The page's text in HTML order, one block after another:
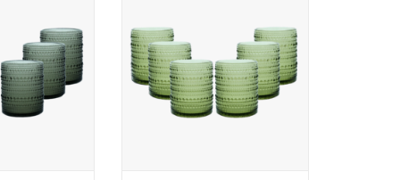
look, past
de vaatwas
paars, blauw,
en helder
unieke en robuuste look, past
voor elke gelegenheid.
Geschikt voor de vaatwas
Beschikbaar in paars, blauw,
grijs, groen en helder